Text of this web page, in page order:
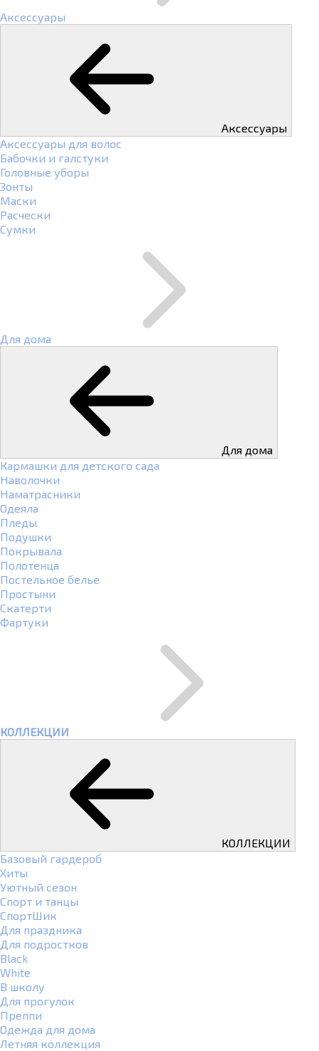
Аксессуары
Аксессуары
Аксессуары для волос
Бабочки и галстуки
Головные уборы
Зонты
Маски
Расчески
Сумки
Для дома
Для дома
Кармашки для детского сада
Наволочки
Наматрасники
Одеяла
Пледы
Подушки
Покрывала
Полотенца
Постельное белье
Простыни
Скатерти
Фартуки
КОЛЛЕКЦИИ
КОЛЛЕКЦИИ
Базовый гардероб
Хиты
Уютный сезон
Спорт и танцы
СпортШик
Для праздника
Для подростков
Black
White
В школу
Для прогулок
Преппи
Одежда для дома
Летняя коллекция